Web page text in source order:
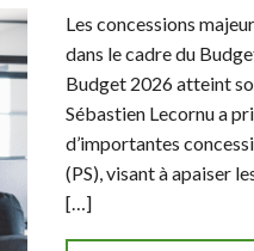
Les concessions
dans le cadre du
Budget 2026 atteint
Sébastien Lecornu a
d’importantes
(PS), visant à apaiser
[…]